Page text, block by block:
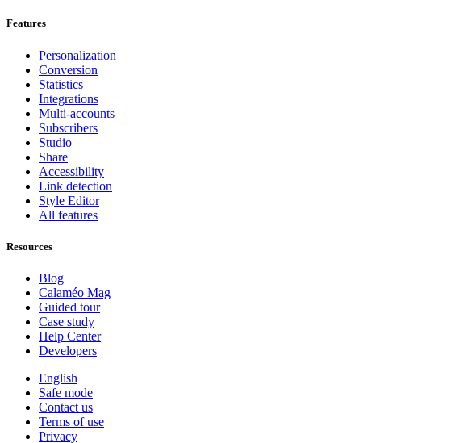
Features
Personalization
Conversion
Statistics
Integrations
Multi-accounts
Subscribers
Studio
Share
Accessibility
Link detection
Style Editor
All features
Resources
Blog
Calaméo Mag
Guided tour
Case study
Help Center
Developers
English
Safe mode
Contact us
Terms of use
Privacy